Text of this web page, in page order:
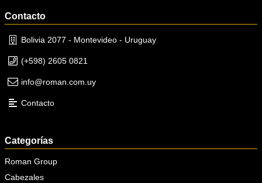
Contacto
Bolivia 2077 - Montevideo - Uruguay
(+598) 2605 0821
info@roman.com.uy
Contacto
Categorías
Roman Group
Cabezales